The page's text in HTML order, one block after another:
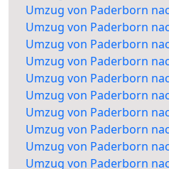
Umzug von Paderborn
Umzug von Paderborn
Umzug von Paderborn
Umzug von Paderborn
Umzug von Paderborn
Umzug von Paderborn
Umzug von Paderborn
Umzug von Paderborn
Umzug von Paderborn
Umzug von Paderborn